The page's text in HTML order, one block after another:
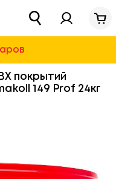
покрытий
149 Prof 24кг